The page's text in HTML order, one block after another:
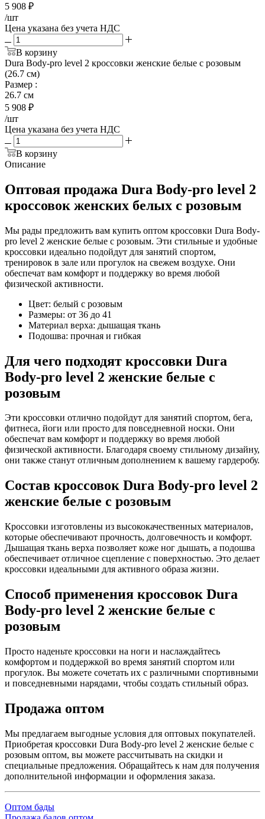
5 908 ₽
/шт
Цена указана без учета НДС
В корзину
Dura Body-pro level 2 кроссовки женские белые с розовым
(26.7 см)
Размер :
26.7 см
5 908 ₽
/шт
Цена указана без учета НДС
В корзину
Описание
Оптовая продажа Dura Body-pro level 2
кроссовок женских белых с розовым
Мы рады предложить вам купить оптом кроссовки Dura Body-
pro level 2 женские белые с розовым. Эти стильные и удобные
кроссовки идеально подойдут для занятий спортом,
тренировок в зале или прогулок на свежем воздухе. Они
обеспечат вам комфорт и поддержку во время любой
физической активности.
Цвет: белый с розовым
Размеры: от 36 до 41
Материал верха: дышащая ткань
Подошва: прочная и гибкая
Для чего подходят кроссовки Dura
Body-pro level 2 женские белые с
розовым
Эти кроссовки отлично подойдут для занятий спортом, бега,
фитнеса, йоги или просто для повседневной носки. Они
обеспечат вам комфорт и поддержку во время любой
физической активности. Благодаря своему стильному дизайну,
они также станут отличным дополнением к вашему гардеробу.
Состав кроссовок Dura Body-pro level 2
женские белые с розовым
Кроссовки изготовлены из высококачественных материалов,
которые обеспечивают прочность, долговечность и комфорт.
Дышащая ткань верха позволяет коже ног дышать, а подошва
обеспечивает отличное сцепление с поверхностью. Это делает
кроссовки идеальными для активного образа жизни.
Способ применения кроссовок Dura
Body-pro level 2 женские белые с
розовым
Просто наденьте кроссовки на ноги и наслаждайтесь
комфортом и поддержкой во время занятий спортом или
прогулок. Вы можете сочетать их с различными спортивными
и повседневными нарядами, чтобы создать стильный образ.
Продажа оптом
Мы предлагаем выгодные условия для оптовых покупателей.
Приобретая кроссовки Dura Body-pro level 2 женские белые с
розовым оптом, вы можете рассчитывать на скидки и
специальные предложения. Обращайтесь к нам для получения
дополнительной информации и оформления заказа.
Оптом бады